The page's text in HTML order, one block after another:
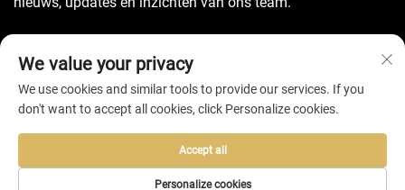
Copyright © 2025 door Huizhou EVA Bag Co., Ltd. -
We value your privacy
We use cookies and similar tools to provide our services. If you
don't want to accept all cookies, click Personalize cookies.
Personalize cookies
Accept all